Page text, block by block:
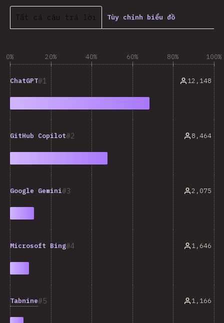
Tất cả câu trả lời Tùy chỉnh biểu đồ
0% 20% 40% 60% 80% 100%
1
ChatGPT 12,148
2
GitHub Copilot 8,464
3
Google Gemini 2,075
4
Microsoft Bing 1,646
5
Tabnine 1,166